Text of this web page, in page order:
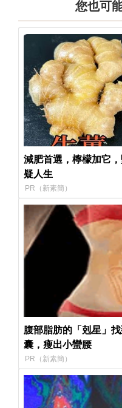
您也可
減肥首選，檸檬加它
疑人生
PR（新素簡）
腹部脂肪的「剋星」
囊，瘦出小蠻腰
PR（新素簡）